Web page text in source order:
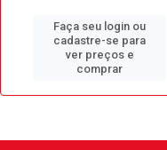
Faça seu login ou
cadastre-se para
ver preços e
comprar